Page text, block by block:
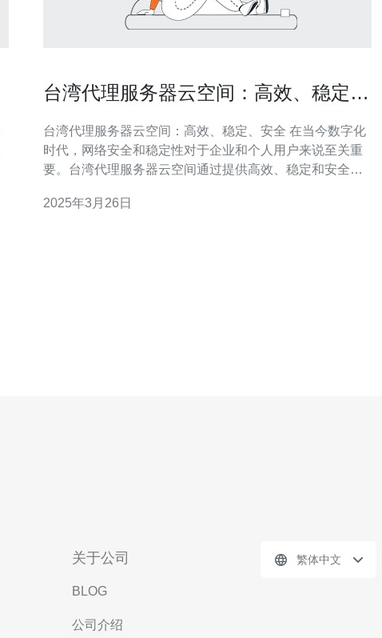
台湾代理服务器云空间：高效、稳定、
台湾代理服务器云空间：高效、稳定、安全 在当今数字化
时代，网络安全和稳定性对于企业和个人用户来说至关重
要。台湾代理服务器云空间通过提供高效、稳定和安全的
服务器云空间的优势和特点。 台湾代理服务器云空间采用
2025年3月26日
关于公司
BLOG
公司介绍
繁体中文